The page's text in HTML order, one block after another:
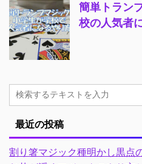
簡単トラン
校の人気者
最近の投稿
割り箸マジック種明かし黒点